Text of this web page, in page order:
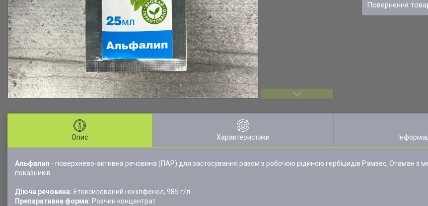
повернення
Опис Характеристики
Альфалип - поверхнево-активна речовина (ПАР) для застосування разом з робочою рідиною гербіцидів Рамзес, Отаман з
показників.
Діюча речовина: Етоксилований нонілфенол, 985 г/л.
Препаративна форма: Розчин концентрат